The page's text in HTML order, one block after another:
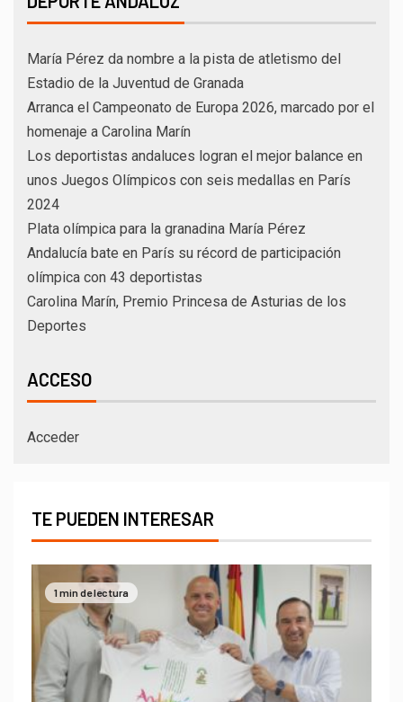
María Pérez da nombre a la pista de atletismo del
Estadio de la Juventud de Granada
Arranca el Campeonato de Europa 2026, marcado por el
homenaje a Carolina Marín
Los deportistas andaluces logran el mejor balance en
unos Juegos Olímpicos con seis medallas en París
2024
Plata olímpica para la granadina María Pérez
Andalucía bate en París su récord de participación
olímpica con 43 deportistas
Carolina Marín, Premio Princesa de Asturias de los
Deportes
ACCESO
Acceder
TE PUEDEN INTERESAR
1 min de lectura